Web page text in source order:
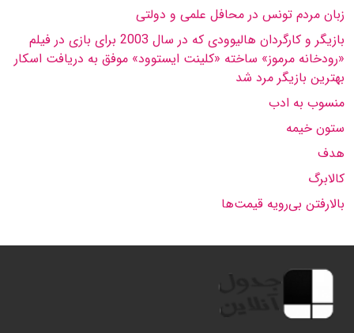
زبان مردم تونس در محافل علمی و دولتی
بازیگر و کارگردان هالیوودی که در سال 2003 برای بازی در فیلم
«رودخانه مرموز» ساخته «کلینت ایستوود» موفق به دریافت اسکار
بهترین بازیگر مرد شد
منسوب به ادب
ستون خیمه
هدف
کالابرگ
بالارفتن بی‌رویه قیمت‌ها